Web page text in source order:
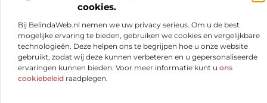
cookies.
Bij BelindaWeb.nl nemen we uw privacy serieus. Om u de best
mogelijke ervaring te bieden, gebruiken we cookies en vergelijkbare
technologieën. Deze helpen ons te begrijpen hoe u onze website
gebruikt, zodat wij deze kunnen verbeteren en u gepersonaliseerde
ervaringen kunnen bieden. Voor meer informatie kunt u ons
cookiebeleid raadplegen.